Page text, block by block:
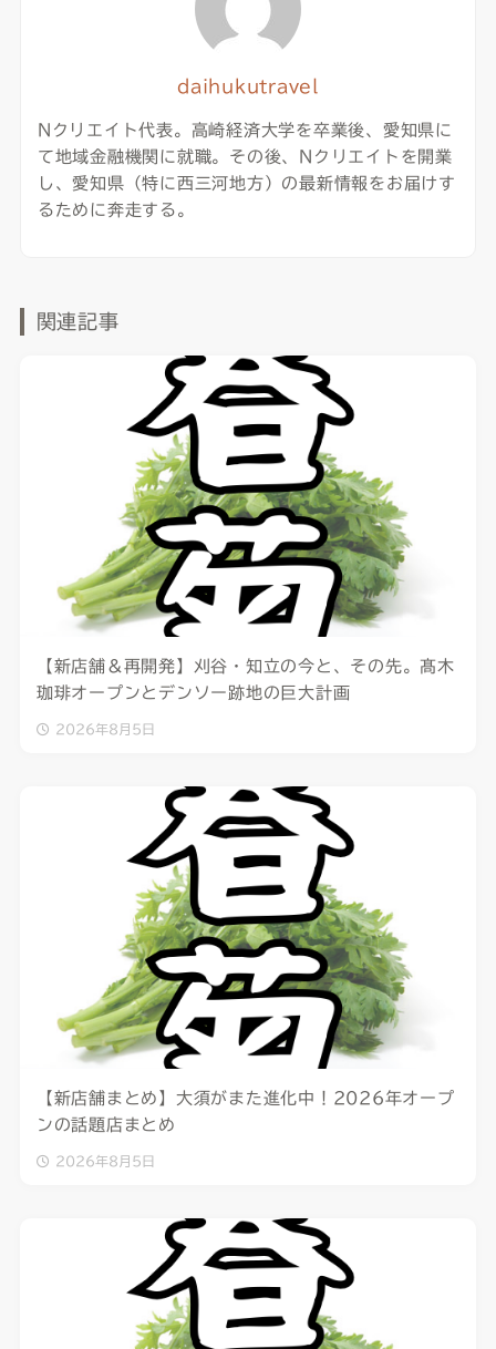
daihukutravel
Nクリエイト代表。高崎経済大学を卒業後、愛知県に
て地域金融機関に就職。その後、Nクリエイトを開業
し、愛知県（特に西三河地方）の最新情報をお届けす
るために奔走する。
関連記事
【新店舗＆再開発】刈谷・知立の今と、その先。髙木
珈琲オープンとデンソー跡地の巨大計画
2026年8月5日
【新店舗まとめ】大須がまた進化中！2026年オープ
ンの話題店まとめ
2026年8月5日